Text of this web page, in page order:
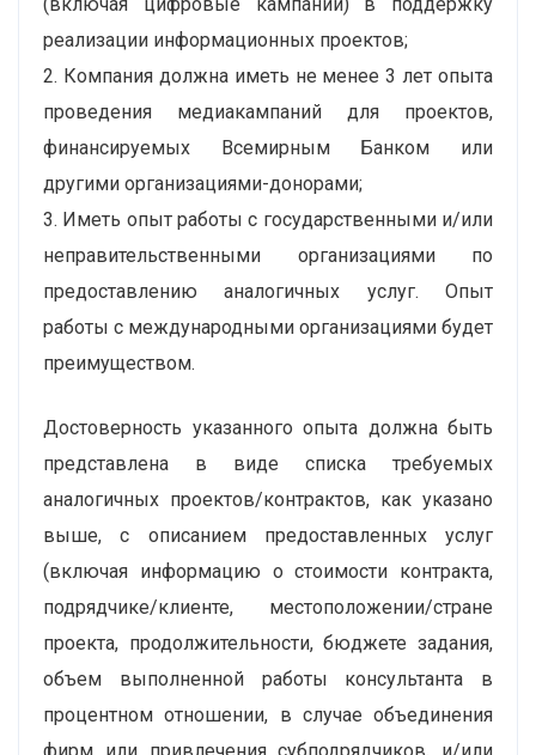
реализации информационных проектов;
2. Компания должна иметь не менее 3 лет опыта
проведения медиакампаний для проектов,
финансируемых Всемирным Банком или
другими организациями-донорами;
3. Иметь опыт работы с государственными и/или
неправительственными организациями по
предоставлению аналогичных услуг. Опыт
работы с международными организациями будет
преимуществом.
Достоверность указанного опыта должна быть
представлена в виде списка требуемых
аналогичных проектов/контрактов, как указано
выше, с описанием предоставленных услуг
(включая информацию о стоимости контракта,
подрядчике/клиенте, местоположении/стране
проекта, продолжительности, бюджете задания,
объем выполненной работы консультанта в
процентном отношении, в случае объединения